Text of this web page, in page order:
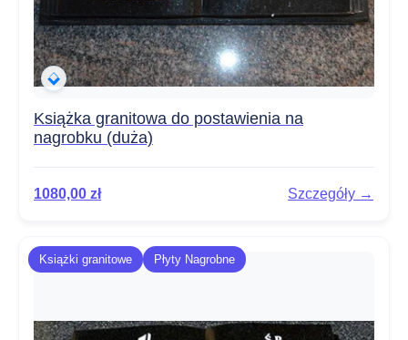
Książka granitowa do postawienia na
nagrobku (duża)
1080,00 zł Szczegóły →
Książki granitowe Płyty Nagrobne